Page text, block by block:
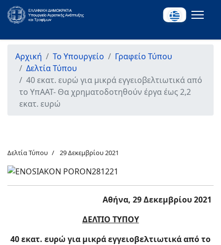
Αρχική Το Υπουργείο
Γραφείο Τύπου
Δελτία Τύπου
40 εκατ. ευρώ για μικρά εγγειοβελτιωτικά από
το ΥπΑΑΤ- Θα χρηματοδοτηθούν έργα έως 2,2
εκατ. ευρώ
Δελτία Τύπου 29 Δεκεμβρίου 2021
Αθήνα, 29 Δεκεμβρίου 2021
ΔΕΛΤΙΟ ΤΥΠΟΥ
40 εκατ. ευρώ για μικρά εγγειοβελτιωτικά από το